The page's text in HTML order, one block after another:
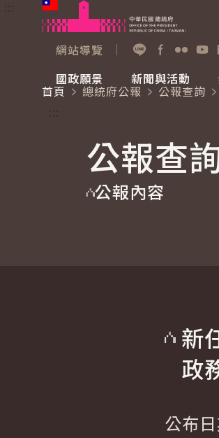
跳到主要內容
網站導覽
國政願景
國家氣候變遷對策委員會
重要談話
新聞與活動
總統府新聞
影音頻道
賴清德總統
首頁
總統府公報 公報查詢
公報查
公報內容
新
政
公布